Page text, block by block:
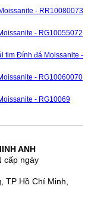
- RR10080073
- RG10055072
tim Đính đá Moissanite -
- RG10060070
- RG10069
ANH
cấp ngày
Hồ Chí Minh,